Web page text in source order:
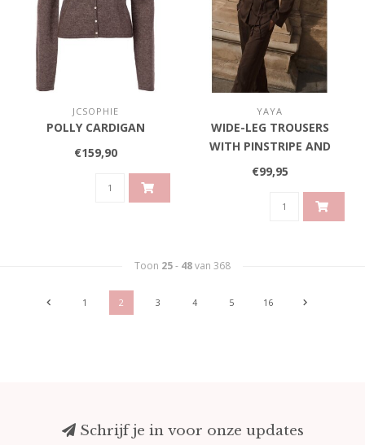
JCSOPHIE
POLLY CARDIGAN
€159,90
YAYA
WIDE-LEG TROUSERS
WITH PINSTRIPE AND
SATIN DETAILS - SLATE
€99,95
Toon 25- 48van 368
1 2 3 4 5 16
Schrijf je in voor onze updates